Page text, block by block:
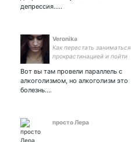
депрессия.....
Veronika
Как перестать заниматься
прокрастинацией и пойти
Вот вы там провели параллель с
алкоголизмом, но алкоголизм это
болезнь.…
просто Лера